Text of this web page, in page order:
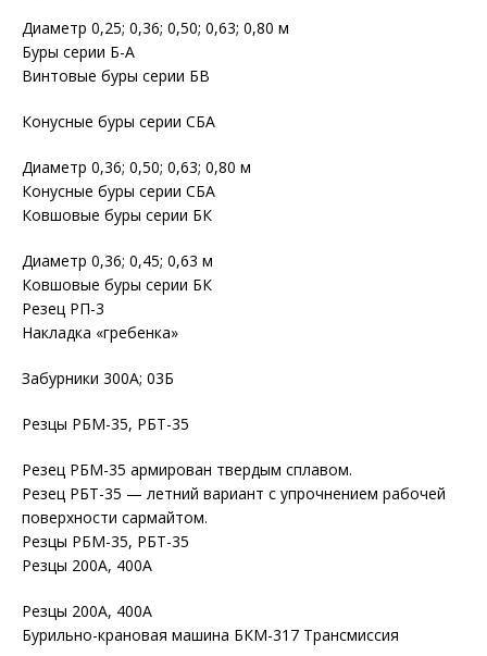
Диаметр 0,25; 0,36; 0,50; 0,63; 0,80 м
Буры серии Б-А
Винтовые буры серии БВ
Конусные буры серии СБА
Диаметр 0,36; 0,50; 0,63; 0,80 м
Конусные буры серии СБА
Ковшовые буры серии БК
Диаметр 0,36; 0,45; 0,63 м
Ковшовые буры серии БК
Резец РП-3
Накладка «гребенка»
Забурники 300А; 03Б
Резцы РБМ-35, РБТ-35
Резец РБМ-35 армирован твердым сплавом.
Резец РБТ-35 — летний вариант с упрочнением рабочей
поверхности сармайтом.
Резцы РБМ-35, РБТ-35
Резцы 200А, 400А
Резцы 200А, 400А
Бурильно-крановая машина БКМ-317 Трансмиссия